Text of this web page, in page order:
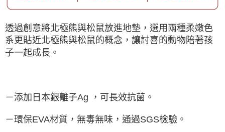
透過創意將北極熊與松鼠放進地墊，選用兩種柔嫩色
系更貼近北極熊與松鼠的概念，讓討喜的動物陪著孩
子一起成長。
－添加日本銀離子Ag ，可長效抗菌。
－環保EVA材質，無毒無味，通過SGS檢驗。